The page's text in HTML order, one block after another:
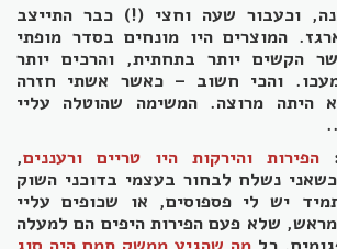
וכעבור שעה וחצי (!) כבר התייצב
המוצרים היו מונחים בסדר מופתי
הקשים יותר בתחתית, והרכים יותר
והכי חשוב – כאשר אשתי חזרה
היתה מרוצה. המשימה שהוטלה עליי
הפירות והירקות היו טריים ורעננים,
נשלח לבחור בעצמי בדוכני השוק
יש לי פספוסים, או שכופים עליי
שלא פעם הפירות היפים הם למעלה